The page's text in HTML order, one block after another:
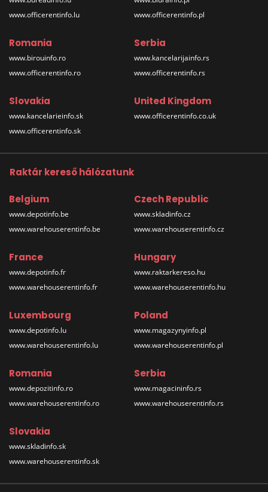
www.officerentinfo.lu
www.officerentinfo.pl
Romania
www.birouinfo.ro
www.officerentinfo.ro
Serbia
www.kancelarijainfo.rs
www.officerentinfo.rs
Slovakia
www.kancelarieinfo.sk
www.officerentinfo.sk
United Kingdom
www.officerentinfo.co.uk
Raktár kereső hálózatunk
Belgium
www.depotinfo.be
www.warehouserentinfo.be
Czech Republic
www.skladinfo.cz
www.warehouserentinfo.cz
France
www.depotinfo.fr
www.warehouserentinfo.fr
Hungary
www.raktarkereso.hu
www.warehouserentinfo.hu
Luxembourg
www.depotinfo.lu
www.warehouserentinfo.lu
Poland
www.magazynyinfo.pl
www.warehouserentinfo.pl
Romania
www.depozitinfo.ro
www.warehouserentinfo.ro
Serbia
www.magacininfo.rs
www.warehouserentinfo.rs
Slovakia
www.skladinfo.sk
www.warehouserentinfo.sk